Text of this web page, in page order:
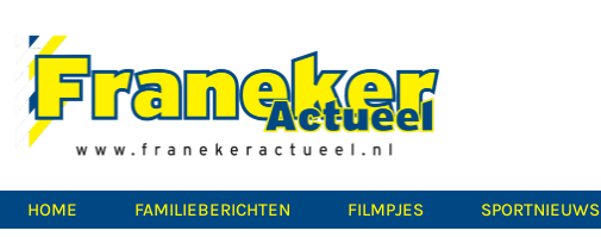
HOME FAMILIEBERICHTEN FILMPJES SPORTNIEUWS